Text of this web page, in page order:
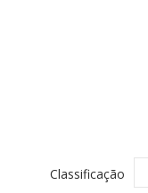
Classificação